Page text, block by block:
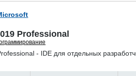
Professional
- IDE для отдельных